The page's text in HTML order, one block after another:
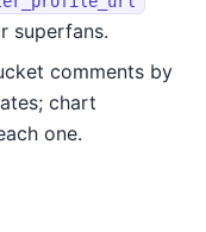
superfans.
comments by
chart
one.